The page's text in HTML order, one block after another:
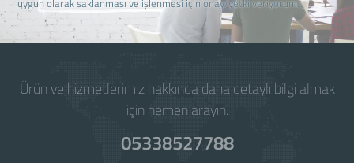
uygun olarak saklanması ve işlenmesi için onay/yetki veriyorum.
Ürün ve hizmetlerimiz hakkında daha detaylı bilgi almak
için hemen arayın.
05338527788